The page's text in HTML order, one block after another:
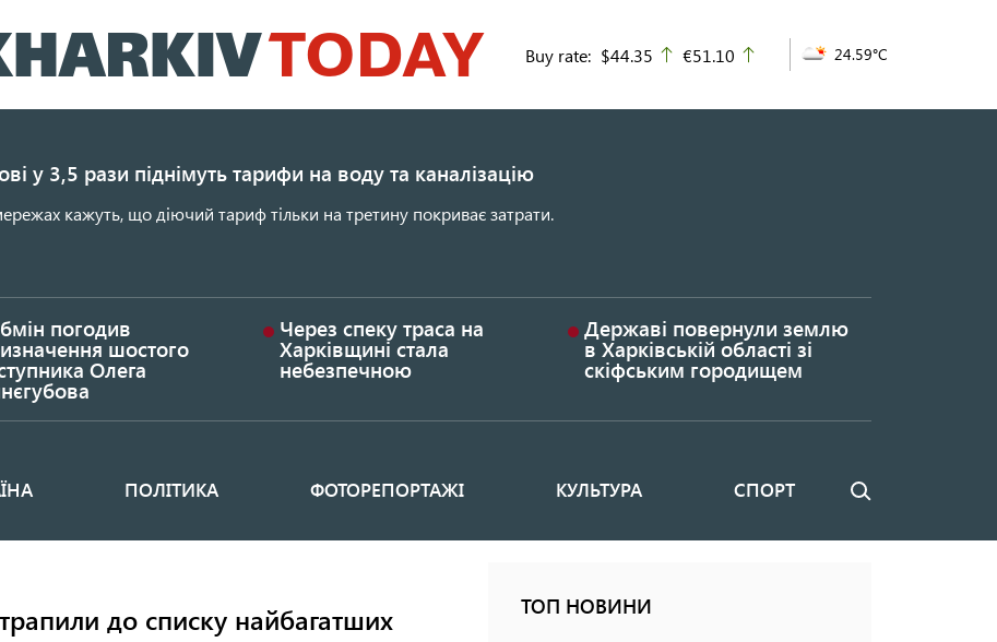
до
основного
Buy rate: $44.35 up
€51.10 24.59°C
у 3,5 рази піднімуть тарифи на воду та каналізацію
кажуть, що діючий тариф тільки на третину покриває затрати.
погодив
шостого
Олега
Через спеку траса на
Харківщині стала
небезпечною
Державі повернули землю
в Харківській області зі
скіфським городищем
ПОЛІТИКА ФОТОРЕПОРТАЖІ КУЛЬТУРА СПОРТ Пошук
до списку найбагатших
ТОП НОВИНИ